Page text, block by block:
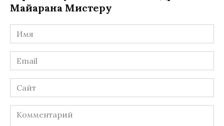
Майарана Мистеру
Имя
*
Email
*
Сайт
Комментарий